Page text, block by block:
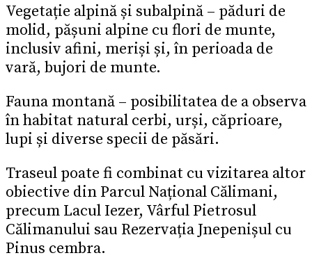
Vegetație alpină și subalpină – păduri de
molid, pășuni alpine cu flori de munte,
inclusiv afini, meriși și, în perioada de
vară, bujori de munte.
Fauna montană – posibilitatea de a observa
în habitat natural cerbi, urși, căprioare,
lupi și diverse specii de păsări.
Traseul poate fi combinat cu vizitarea altor
obiective din Parcul Național Călimani,
precum Lacul Iezer, Vârful Pietrosul
Călimanului sau Rezervația Jnepenișul cu
Pinus cembra.